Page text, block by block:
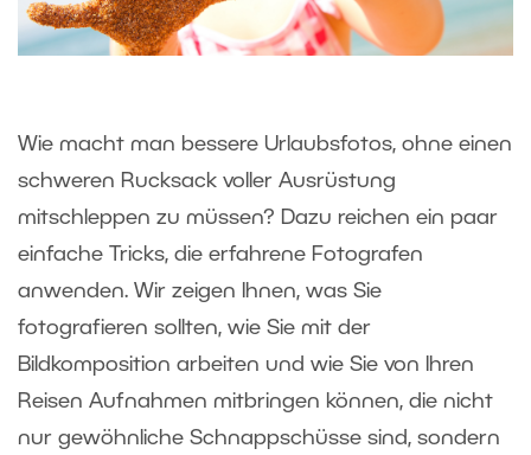
Wie macht man bessere Urlaubsfotos, ohne einen
schweren Rucksack voller Ausrüstung
mitschleppen zu müssen? Dazu reichen ein paar
einfache Tricks, die erfahrene Fotografen
anwenden. Wir zeigen Ihnen, was Sie
fotografieren sollten, wie Sie mit der
Bildkomposition arbeiten und wie Sie von Ihren
Reisen Aufnahmen mitbringen können, die nicht
nur gewöhnliche Schnappschüsse sind, sondern